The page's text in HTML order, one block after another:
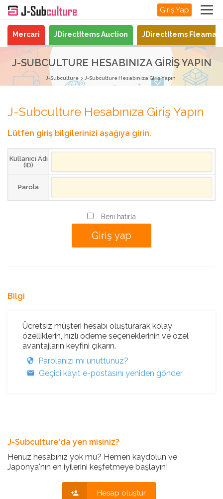
Giriş Yap
Mercari JDirectItems Auction JDirectItems
J-SUBCULTURE HESABINIZA GIRIŞ YAPIN
J-Subculture J-Subculture Hesabınıza Giriş Yapın
J-Subculture Hesabınıza Giriş Yapın
Lütfen giriş bilgilerinizi aşağıya girin.
Kullanıcı Adı
(ID)
Parola
Beni hatırla
Bilgi
Ücretsiz müşteri hesabı oluşturarak kolay
özelliklerin, hızlı ödeme seçeneklerinin ve özel
avantajların keyfini çıkarın.
Parolanızı mı unuttunuz?
Geçici kayıt e-postasını yeniden gönder
J-Subculture'da yen misiniz?
Henüz hesabınız yok mu? Hemen kaydolun ve
Japonya'nın en iyilerini keşfetmeye başlayın!
Hesap oluştur